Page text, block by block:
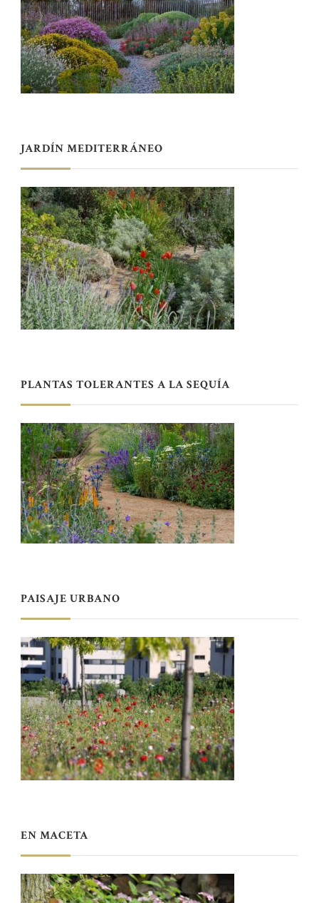
JARDÍN MEDITERRÁNEO
PLANTAS TOLERANTES A LA SEQUÍA
PAISAJE URBANO
EN MACETA